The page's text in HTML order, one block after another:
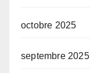
octobre 2025
septembre 2025